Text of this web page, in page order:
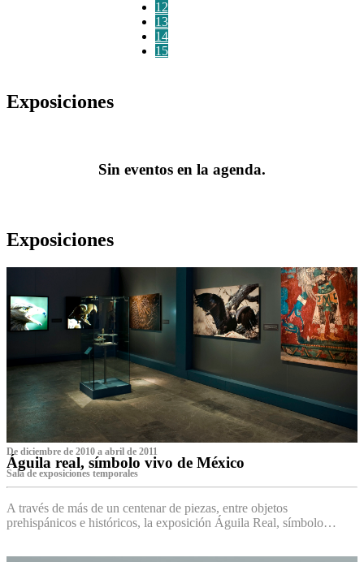
12
13
14
15
Exposiciones
Sin eventos en la agenda.
Exposiciones
De diciembre de 2010 a abril de 2011
Águila real, símbolo vivo de México
Sala de exposiciones temporales
A través de más de un centenar de piezas, entre objetos
prehispánicos e históricos, la exposición Águila Real, símbolo…